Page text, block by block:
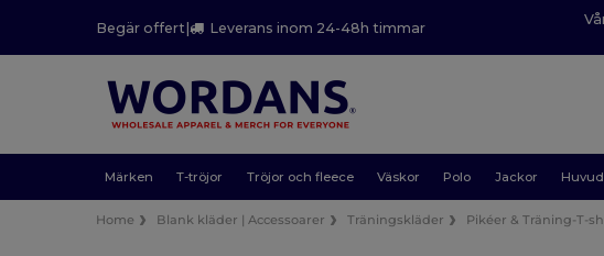
Begär offert| Leverans inom 24-48h timmar
Märken T-tröjor Tröjor och fleece Väskor Polo Jackor
Home Blank kläder | Accessoarer Träningskläder Pikéer & Träning-T-